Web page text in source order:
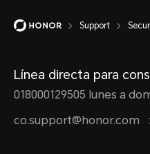
Support
Línea directa para
018000129505 lunes a
co.support@honor.com